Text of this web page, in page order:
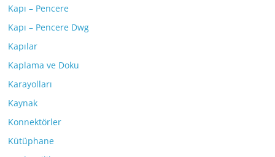
Kapı – Pencere
Kapı – Pencere Dwg
Kapılar
Kaplama ve Doku
Karayolları
Kaynak
Konnektörler
Kütüphane